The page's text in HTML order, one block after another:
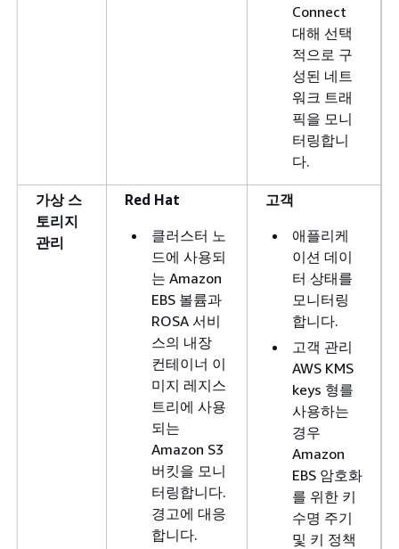
Connect
대해 선택
적으로 구
성된 네트
워크 트래
픽을 모니
터링합니
다.
가상 스
토리지
관리
Red Hat
클러스터 노
드에 사용되
는 Amazon
EBS 볼륨과
ROSA 서비
스의 내장
컨테이너 이
미지 레지스
트리에 사용
되는
Amazon S3
버킷을 모니
터링합니다.
경고에 대응
합니다.
고객
애플리케
이션 데이
터 상태를
모니터링
합니다.
고객 관리
AWS KMS
keys 형를
사용하는
경우
Amazon
EBS 암호화
를 위한 키
수명 주기
및 키 정책